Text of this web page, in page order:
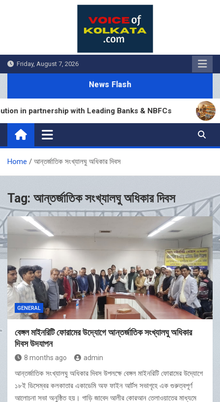
Friday, August 7, 2026
News Flash
in partnership with Leading Banks & NBFCs
Home আন্তর্জাতিক সংখ্যালঘু অধিকার দিবস
Tag: আন্তর্জাতিক সংখ্যালঘু অধিকার দিবস
GENERAL
বেঙ্গল মাইনরিটি ফোরামের উদ্যোগে আন্তর্জাতিক সংখ্যালঘু অধিকার
দিবস উদযাপন
8 months ago admin
আন্তর্জাতিক সংখ্যালঘু অধিকার দিবস উপলক্ষে বেঙ্গল মাইনরিটি ফোরামের উদ্যোগে
১৮ই ডিসেম্বর কলকাতার একাডেমি অফ ফাইন আর্টস সভাগৃহে এক গুরুত্বপূর্ণ
আলোচনা সভা অনুষ্ঠিত হয়। গাড়ি জাবেদ আলীর কোরআন তেলাওয়াতের মাধ্যমে